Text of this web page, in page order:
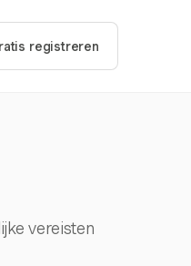
registreren
vereisten